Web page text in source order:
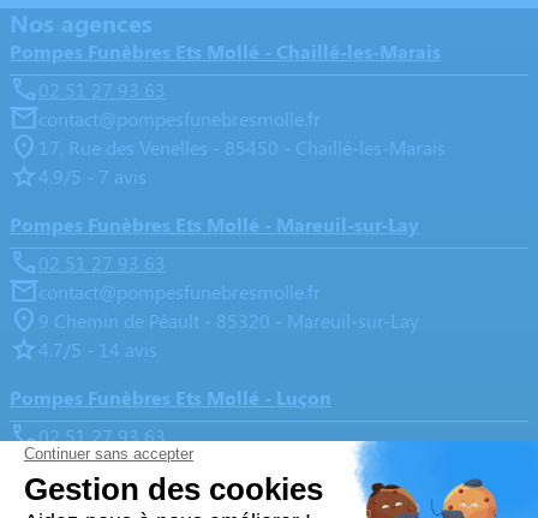
Nos agences
Pompes Funèbres Ets Mollé - Chaillé-les-Marais
02 51 27 93 63
contact@pompesfunebresmolle.fr
17, Rue des Venelles - 85450 - Chaillé-les-Marais
4.9/5 - 7 avis
Pompes Funèbres Ets Mollé - Mareuil-sur-Lay
02 51 27 93 63
contact@pompesfunebresmolle.fr
9 Chemin de Péault - 85320 - Mareuil-sur-Lay
4.7/5 - 14 avis
Pompes Funèbres Ets Mollé - Luçon
02 51 27 93 63
contact@pompesfunebresmolle.fr
13, Boulevard de l'Aumônerie - 85400 - Luçon